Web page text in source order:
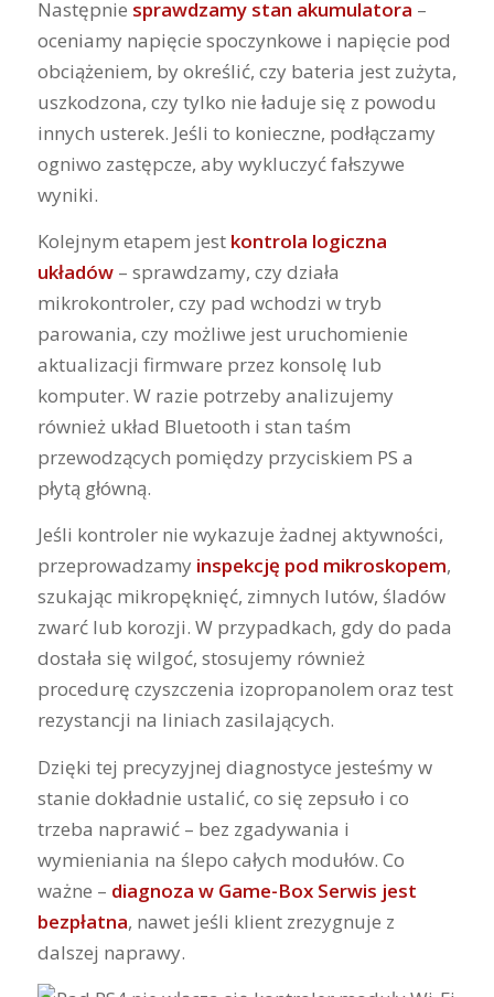
Następnie sprawdzamy stan akumulatora –
oceniamy napięcie spoczynkowe i napięcie pod
obciążeniem, by określić, czy bateria jest zużyta,
uszkodzona, czy tylko nie ładuje się z powodu
innych usterek. Jeśli to konieczne, podłączamy
ogniwo zastępcze, aby wykluczyć fałszywe
wyniki.
Kolejnym etapem jest kontrola logiczna
układów– sprawdzamy, czy działa
mikrokontroler, czy pad wchodzi w tryb
parowania, czy możliwe jest uruchomienie
aktualizacji firmware przez konsolę lub
komputer. W razie potrzeby analizujemy
również układ Bluetooth i stan taśm
przewodzących pomiędzy przyciskiem PS a
płytą główną.
Jeśli kontroler nie wykazuje żadnej aktywności,
przeprowadzamy inspekcję pod mikroskopem,
szukając mikropęknięć, zimnych lutów, śladów
zwarć lub korozji. W przypadkach, gdy do pada
dostała się wilgoć, stosujemy również
procedurę czyszczenia izopropanolem oraz test
rezystancji na liniach zasilających.
Dzięki tej precyzyjnej diagnostyce jesteśmy w
stanie dokładnie ustalić, co się zepsuło i co
trzeba naprawić – bez zgadywania i
wymieniania na ślepo całych modułów. Co
ważne – diagnoza w Game-Box Serwis jest
bezpłatna, nawet jeśli klient zrezygnuje z
dalszej naprawy.